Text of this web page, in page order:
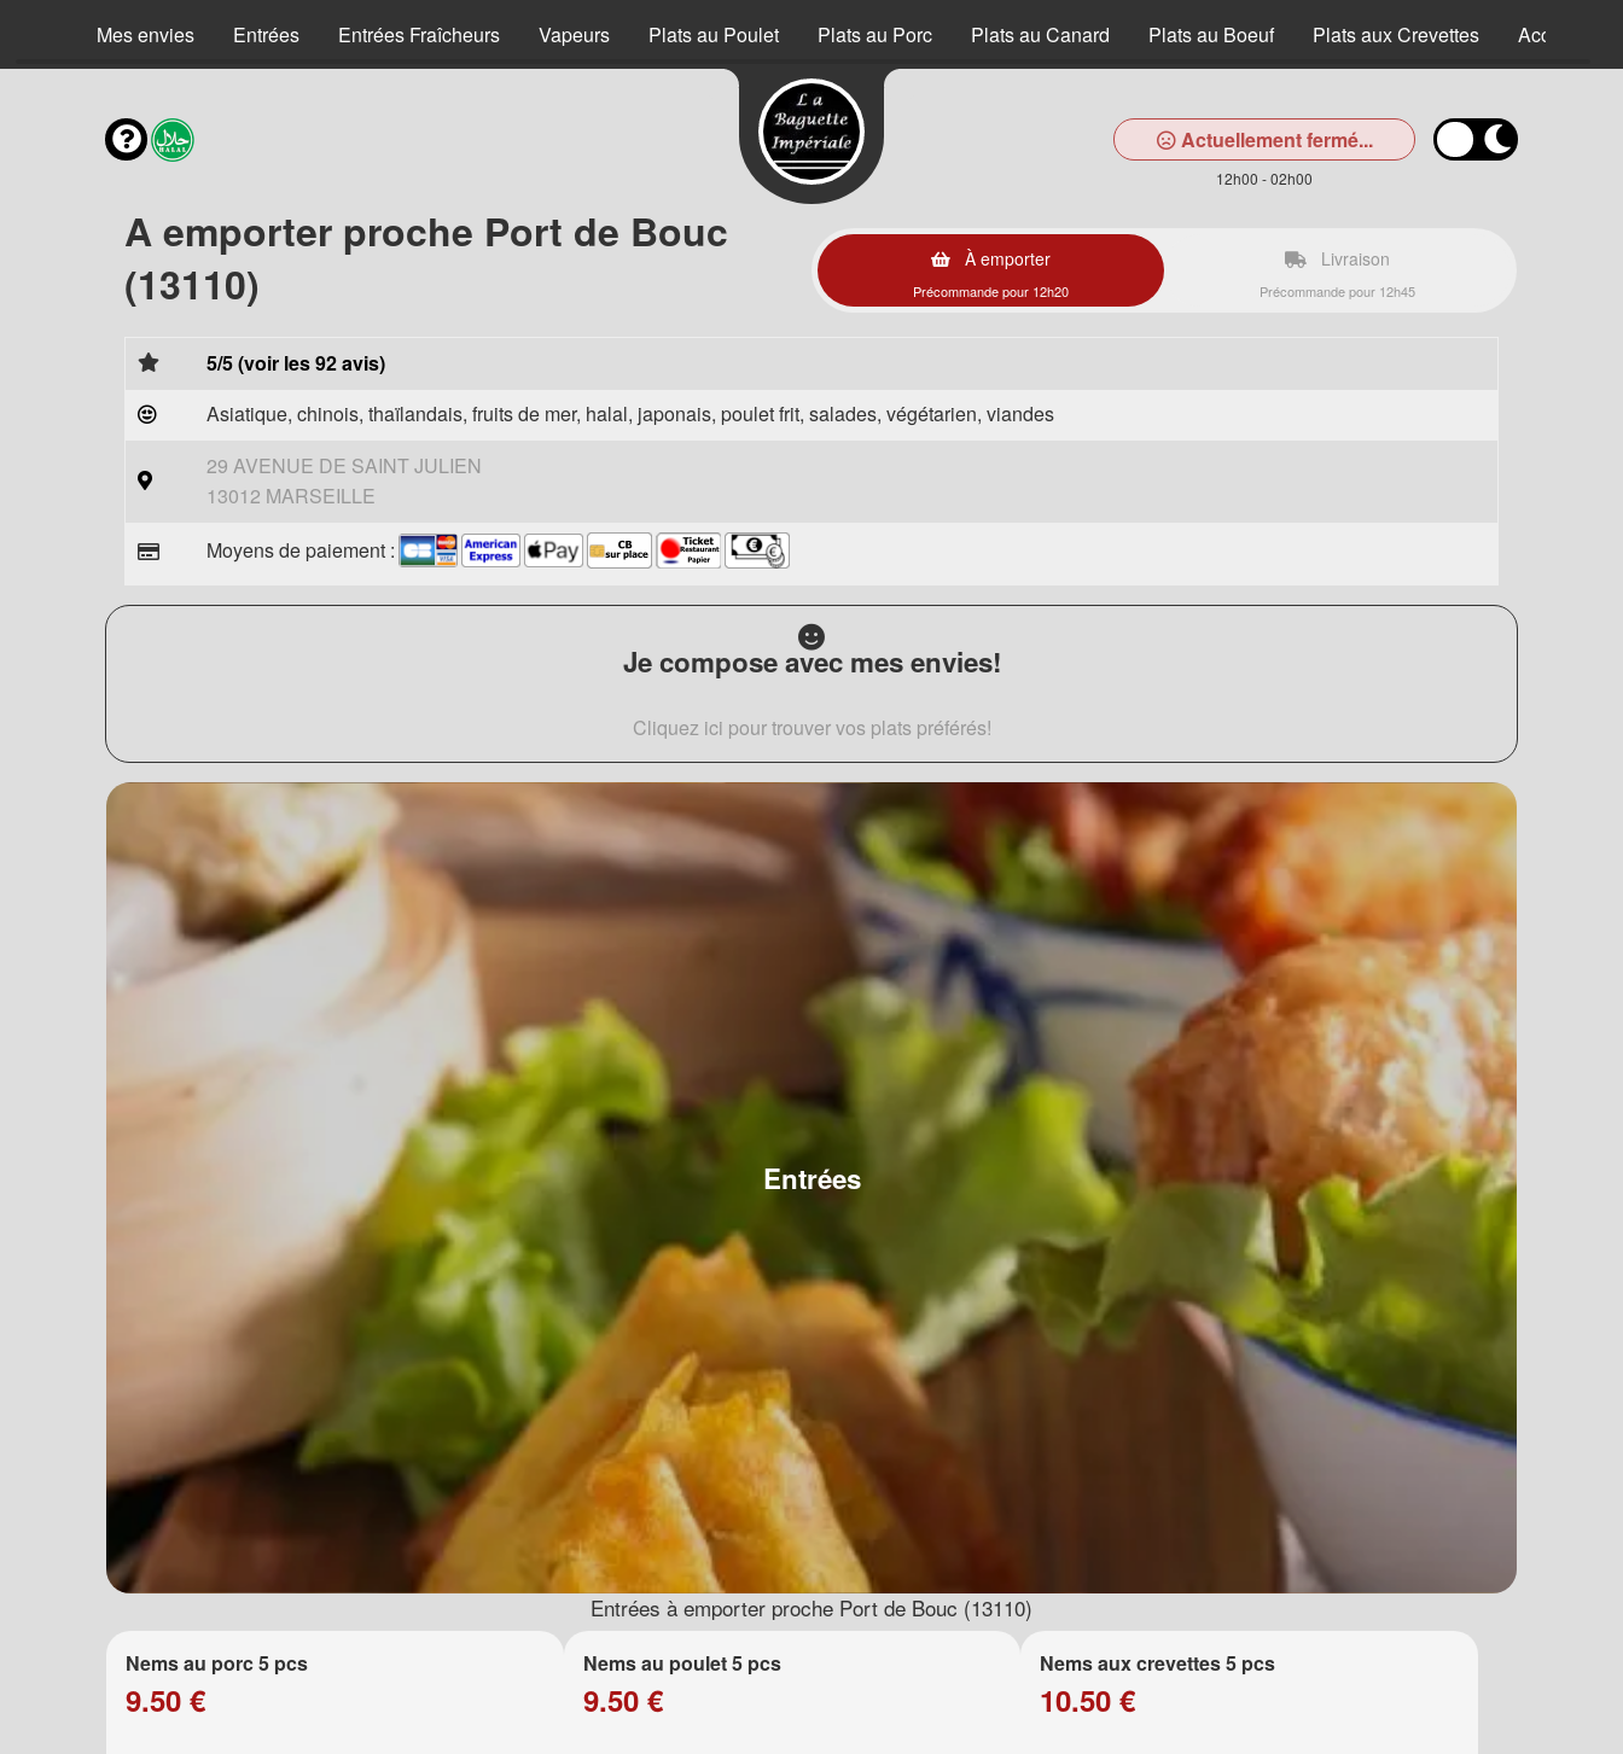
Mes envies Entrées Entrées Fraîcheurs Vapeurs Plats au Poulet Plats au Porc Plats au Canard Plats au Boeuf Plats aux Crevettes
Actuellement fermé...
12h00 - 02h00
A emporter proche Port de Bouc
(13110)
À emporter
Précommande pour 12h20
Livraison
Précommande pour 12h45
5/5 (voir les 92 avis)
Asiatique, chinois, thaïlandais, fruits de mer, halal, japonais, poulet frit, salades, végétarien, viandes
29 AVENUE DE SAINT JULIEN
13012 MARSEILLE
Moyens de paiement :
Je compose avec mes envies!
Cliquez ici pour trouver vos plats préférés!
Entrées
Entrées à emporter proche Port de Bouc (13110)
Nems au porc 5 pcs
9.50 €
Nems au poulet 5 pcs
9.50 €
Nems aux crevettes 5 pcs
10.50 €